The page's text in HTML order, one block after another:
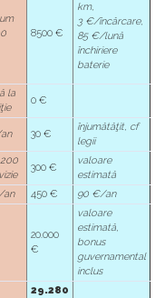
8500 €
km,
3 €/încărcare,
85 €/lună
închiriere
baterie
la
0 €
30 €
înjumătăţit, cf
legii
300 €
valoare
estimată
an 450 € 90 €/an
20.000
€
valoare
estimată,
bonus
guvernamental
inclus
29.280